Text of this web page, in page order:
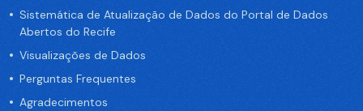
Sistemática de Atualização de Dados do Portal de Dados
Abertos do Recife
Visualizações de Dados
Perguntas Frequentes
Agradecimentos